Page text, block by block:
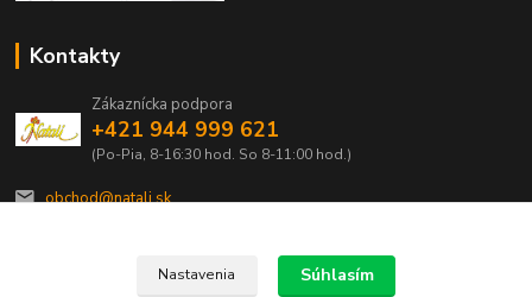
Kontakty
Zákaznícka podpora
+421 944 999 621
(Po-Pia, 8-16:30 hod. So 8-11:00 hod.)
obchod@natali.sk
Nastavenia Súhlasím